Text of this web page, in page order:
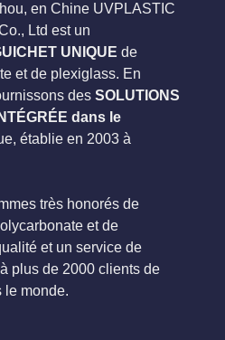
en Chine UVPLASTIC
Ltd est un
UNIQUE de
et de plexiglass. En
des SOLUTIONS
dans le
établie en 2003 à
très honorés de
et de
et un service de
plus de 2000 clients de
le monde.